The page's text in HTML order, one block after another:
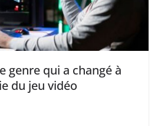
genre qui a changé à
du jeu vidéo